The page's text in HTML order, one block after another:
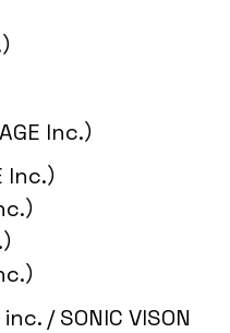
Inc.）
Inc.）
）
）
/ SONIC VISON